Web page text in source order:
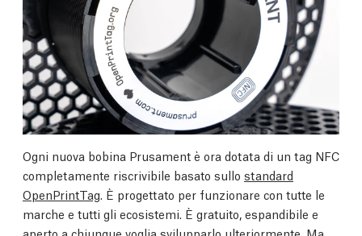
Ogni nuova bobina Prusament è ora dotata di un tag NFC
completamente riscrivibile basato sullo standard
OpenPrintTag. È progettato per funzionare con tutte le
marche e tutti gli ecosistemi. È gratuito, espandibile e